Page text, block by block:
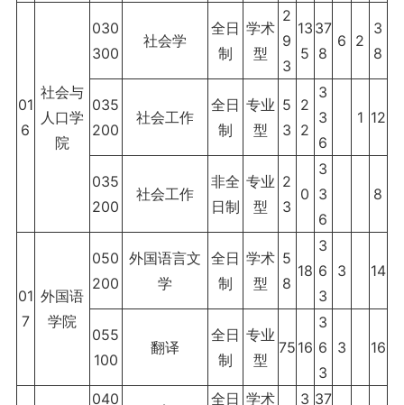
01
6
社会与
人口学
院
030
300
社会学
全日
制
学术
型
2
9
3
13
5
37
8
6 2
3
8
035
200
社会工作
全日
制
专业
型
5
3
2
2
3
3
6
1 12
035
200
社会工作
非全
日制
专业
型
2
3
0
3
3
6
8
01
7
外国语
学院
050
200
外国语言文
学
全日
制
学术
型
5
8
18
3
6
3
3 14
055
100
翻译
全日
制
专业
型
75 16
3
6
3
3 16
040
全日 学术
3 37